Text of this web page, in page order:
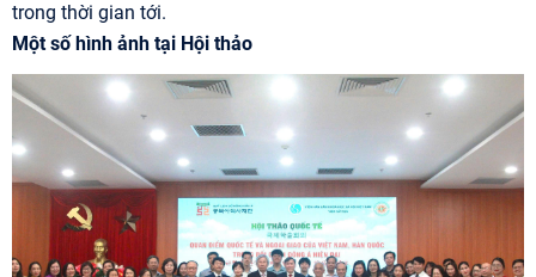
trong thời gian tới.
Một số hình ảnh tại Hội thảo